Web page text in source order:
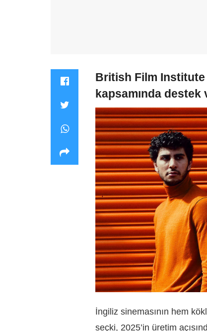
British Film Institute
kapsamında destek
İngiliz sinemasının hem
seçki, 2025’in üretim